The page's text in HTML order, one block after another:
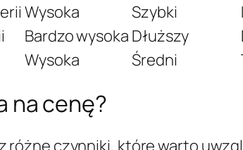
Wysoka Szybki
Bardzo wysoka Dłuższy
Wysoka Średni
na cenę?
czynniki, które warto